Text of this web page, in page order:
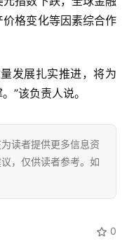
格变化等因素综合作
发展扎实推进，将为
”该负责人说。
读者提供更多信息资
，仅供读者参考。如
0